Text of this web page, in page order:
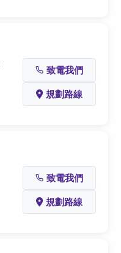
致電我們
規劃路線
致電我們
規劃路線